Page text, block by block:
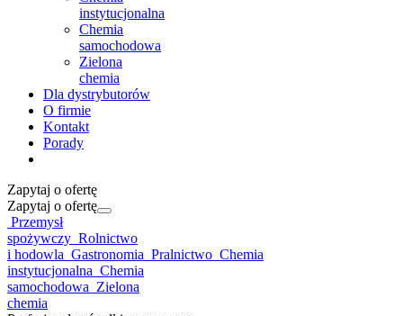
instytucjonalna
Chemia
samochodowa
Zielona
chemia
Dla dystrybutorów
O firmie
Kontakt
Porady
Zapytaj o ofertę
Zapytaj o ofertę
Przemysł
spożywczy Rolnictwo
i hodowla Gastronomia Pralnictwo Chemia
instytucjonalna Chemia
samochodowa Zielona
chemia